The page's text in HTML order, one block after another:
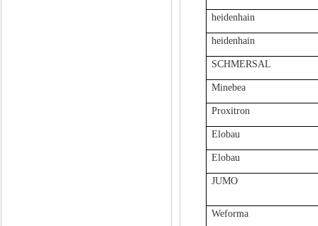
heidenhain
heidenhain
SCHMERSAL
Minebea
Proxitron
Elobau
Elobau
JUMO
Weforma